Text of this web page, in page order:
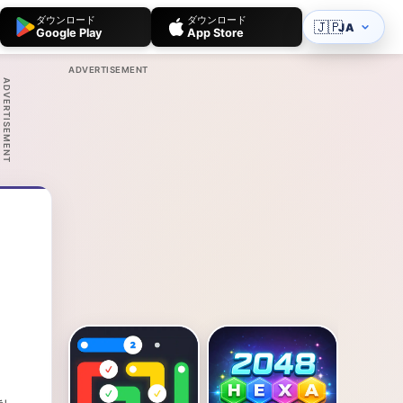
ダウンロード
Google Play
ダウンロード
App Store 🇯🇵JA
ADVERTISEMENT
ADVERTISEMENT